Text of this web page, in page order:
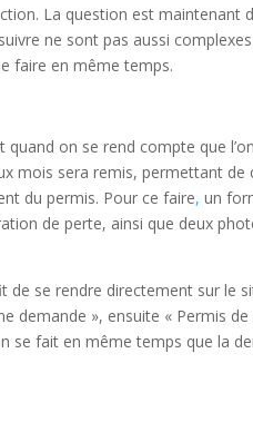
La question est maintenant
ne sont pas aussi
faire en même temps.
on se rend compte que
mois sera remis, permettant de
du permis. Pour ce faire, un
de perte, ainsi que deux
se rendre directement sur le
demande », ensuite « Permis
se fait en même temps que la